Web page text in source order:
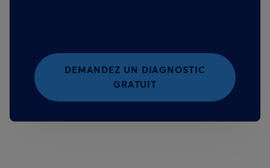
DEMANDEZ UN DIAGNOSTIC
GRATUIT